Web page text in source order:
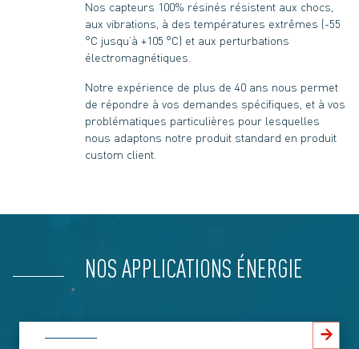
Nos capteurs 100% résinés résistent aux chocs,
aux vibrations, à des températures extrêmes (-55
°C jusqu’à +105 °C) et aux perturbations
électromagnétiques.
Notre expérience de plus de 40 ans nous permet
de répondre à vos demandes spécifiques, et à vos
problématiques particulières pour lesquelles
nous adaptons notre produit standard en produit
custom client.
NOS APPLICATIONS ÉNERGIE